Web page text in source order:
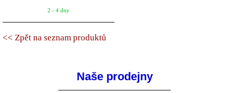
2 - 4 dny
<< Zpět na seznam produktů
Naše prodejny